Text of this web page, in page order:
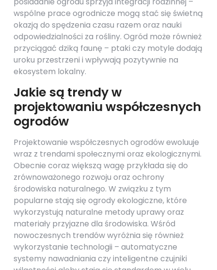
wspólne prace ogrodnicze mogą stać się świetną
okazją do spędzenia czasu razem oraz nauki
odpowiedzialności za rośliny. Ogród może również
przyciągać dziką faunę – ptaki czy motyle dodają
uroku przestrzeni i wpływają pozytywnie na
ekosystem lokalny.
Jakie są trendy w
projektowaniu współczesnych
ogrodów
Projektowanie współczesnych ogrodów ewoluuje
wraz z trendami społecznymi oraz ekologicznymi.
Obecnie coraz większą wagę przykłada się do
zrównoważonego rozwoju oraz ochrony
środowiska naturalnego. W związku z tym
popularne stają się ogrody ekologiczne, które
wykorzystują naturalne metody uprawy oraz
materiały przyjazne dla środowiska. Wśród
nowoczesnych trendów wyróżnia się również
wykorzystanie technologii – automatyczne
systemy nawadniania czy inteligentne czujniki